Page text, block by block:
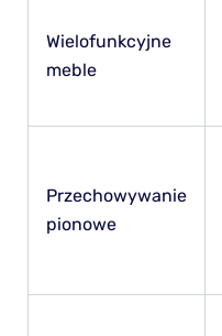
Wielofunkcyjne
meble
Przechowywanie
pionowe